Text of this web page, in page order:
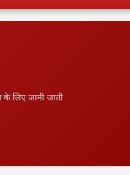
के लिए जानी जाती